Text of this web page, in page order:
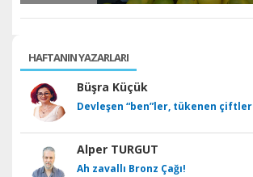
HAFTANIN YAZARLARI
Büşra Küçük
Devleşen “ben”ler, tükenen çiftler
Alper TURGUT
Ah zavallı Bronz Çağı!